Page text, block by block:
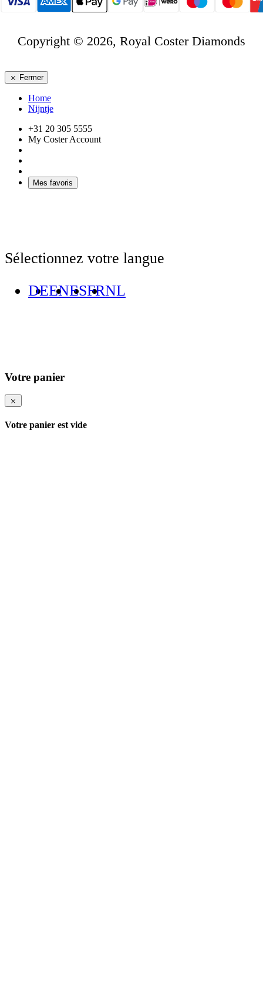
Copyright © 2026, Royal Coster Diamonds
Fermer
Home
Nijntje
+31 20 305 5555
My Coster Account
Mes favoris
Sélectionnez votre langue
DEENESFRNL
Votre panier
Votre panier est vide